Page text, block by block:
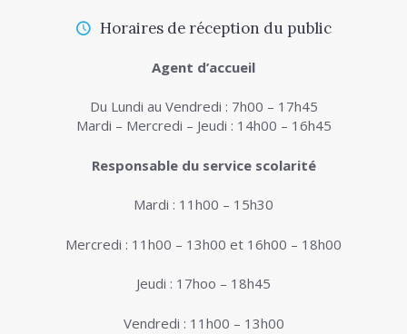
Horaires de réception du public
Agent d’accueil
Du Lundi au Vendredi : 7h00 – 17h45
Mardi – Mercredi – Jeudi : 14h00 – 16h45
Responsable du service scolarité
Mardi : 11h00 – 15h30
Mercredi : 11h00 – 13h00 et 16h00 – 18h00
Jeudi : 17hoo – 18h45
Vendredi : 11h00 – 13h00